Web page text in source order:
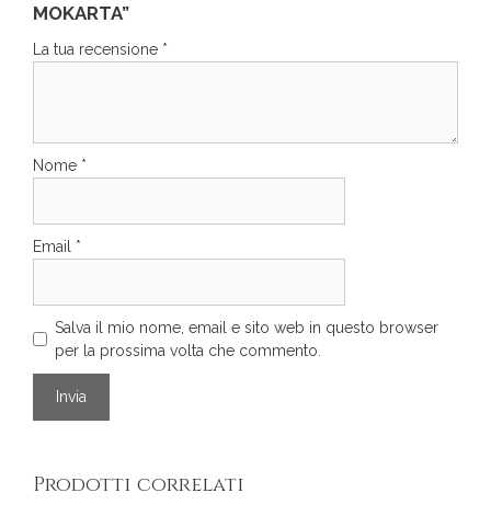
MOKARTA”
La tua recensione *
Nome *
Email *
Salva il mio nome, email e sito web in questo browser
per la prossima volta che commento.
Prodotti correlati